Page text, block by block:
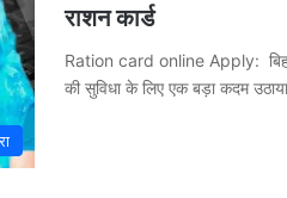
राशन कार्ड
Ration card online Apply:
की सुविधा के लिए एक बड़ा कदम